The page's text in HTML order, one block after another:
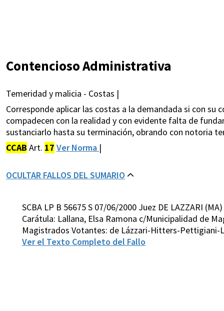
Contencioso Administrativa
Temeridad y malicia - Costas |
Corresponde aplicar las costas a la demandada si con
compadecen con la realidad y con evidente falta de
sustanciarlo hasta su terminación, obrando con notoria
CCAB Art. 17 Ver Norma |
OCULTAR FALLOS DEL SUMARIO
SCBA LP B 56675 S 07/06/2000 Juez DE LAZZARI (MA)
Carátula: Lallana, Elsa Ramona c/Municipalidad de
Magistrados Votantes: de Lázzari-Hitters-Pettigiani-
Ver el Texto Completo del Fallo